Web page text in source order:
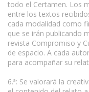
todo el Certamen. Los
entre los textos
cada modalidad como
que se irán publicando
revista Compromiso y
de espacio. A cada
para acompañar su
6.ª: Se valorará la